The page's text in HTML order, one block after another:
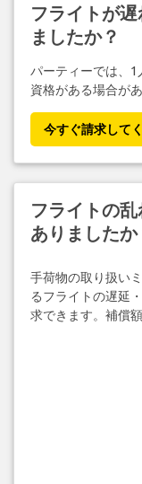
フライトが
ましたか？
パーティーでは、1
資格がある場合があ
今すぐ請求して
フライトの
ありましたか
手荷物の取り扱い
るフライトの遅延
求できます。補償